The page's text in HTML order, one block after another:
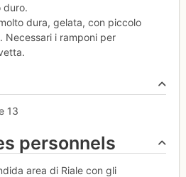
duro.
dura, gelata, con piccolo
Necessari i ramponi per
13
personnels
area di Riale con gli